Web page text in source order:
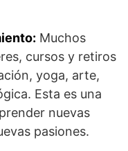
Muchos
cursos y retiros
yoga, arte,
Esta es una
nuevas
pasiones.